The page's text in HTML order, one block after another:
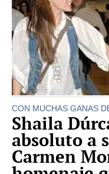
CON MUCHAS GANAS
Shaila
absoluto a
Carmen